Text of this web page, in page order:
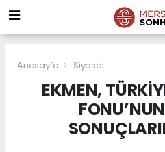
Anasayfa Siyaset
EKMEN,